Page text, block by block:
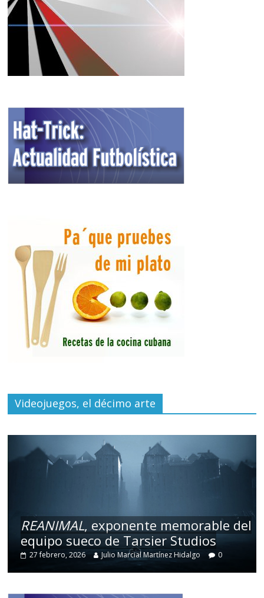
Videojuegos, el décimo arte
REANIMAL, exponente memorable del
equipo sueco de Tarsier Studios
27 febrero, 2026 Julio Marcial Martínez Hidalgo 0